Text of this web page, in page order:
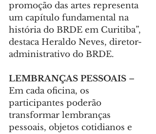
promoção das artes representa
um capítulo fundamental na
história do BRDE em Curitiba”,
destaca Heraldo Neves, diretor-
administrativo do BRDE.
LEMBRANÇAS PESSOAIS –
Em cada oficina, os
participantes poderão
transformar lembranças
pessoais, objetos cotidianos e